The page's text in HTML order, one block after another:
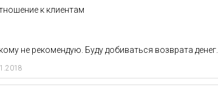
к клиентам
не рекомендую. Буду добиваться возврата денег.